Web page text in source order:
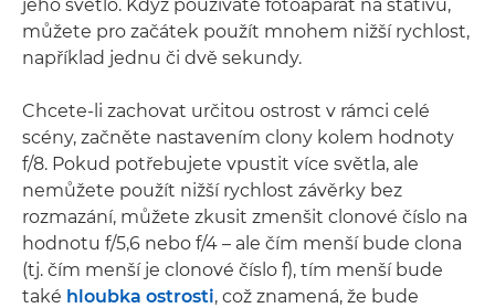
jeho světlo. Když používáte fotoaparát na stativu,
můžete pro začátek použít mnohem nižší rychlost,
například jednu či dvě sekundy.
Chcete-li zachovat určitou ostrost v rámci celé
scény, začněte nastavením clony kolem hodnoty
f/8. Pokud potřebujete vpustit více světla, ale
nemůžete použít nižší rychlost závěrky bez
rozmazání, můžete zkusit zmenšit clonové číslo na
hodnotu f/5,6 nebo f/4 – ale čím menší bude clona
(tj. čím menší je clonové číslo f), tím menší bude
také hloubka ostrosti, což znamená, že bude